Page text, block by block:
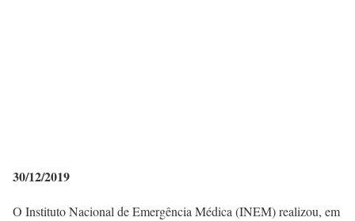
30/12/2019
O Instituto Nacional de Emergência Médica (INEM) realizou, em